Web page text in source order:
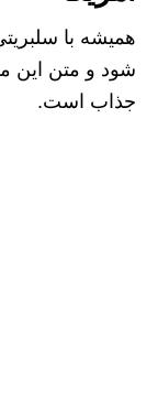
همیشه با
شود و متن این
جذاب است.